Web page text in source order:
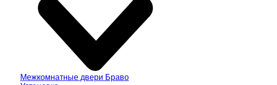
Межкомнатные двери Браво